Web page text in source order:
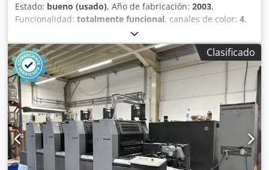
Estado: bueno (usado), Año de fabricación: 2003,
Funcionalidad: totalmente funcional, canales de color: 4,
Versión Plus: preparada para dispositivo de numeración y
perforación Reversión 2:2 Classic Center Unidad de
espolvorado Control electrónico de doble hoja Rodillos
nuevos VARN Kompac III La Heidelberg GTO 52-4-P3 es una
impresora offset de pequeño formato de cuatro colores,
reconocida especialmente por su fiabilidad y precisión en
la impresión comercial. Este modelo dispone de un
sistema integrado de volteo (Perfecting), que permite la
impresión a doble cara de las hojas en un solo paso.
Especificaciones técnicas principales: Formato máximo de
hoja: 360 x 520 mm (formato B3) Formato mínimo de hoja:
Clasificado